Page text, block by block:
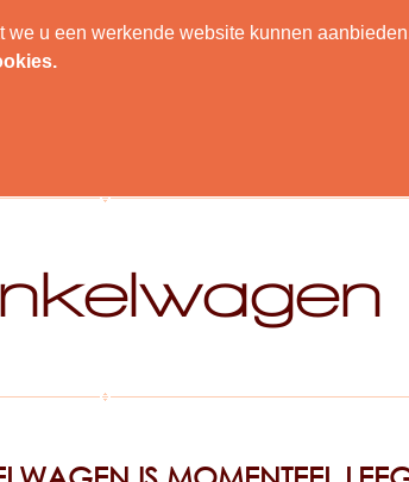
u een werkende website kunnen
UITSLUIPKAMER COCONS